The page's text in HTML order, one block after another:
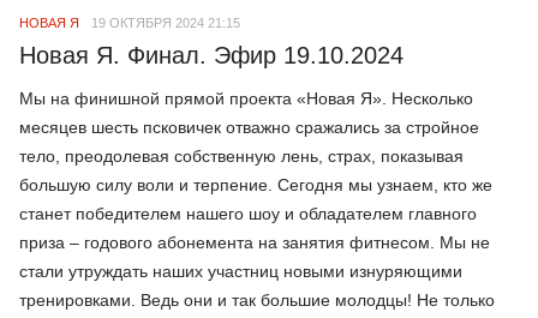
НОВАЯ Я 19 ОКТЯБРЯ 2024 21:15
Новая Я. Финал. Эфир 19.10.2024
Мы на финишной прямой проекта «Новая Я». Несколько
месяцев шесть псковичек отважно сражались за стройное
тело, преодолевая собственную лень, страх, показывая
большую силу воли и терпение. Сегодня мы узнаем, кто же
станет победителем нашего шоу и обладателем главного
приза – годового абонемента на занятия фитнесом. Мы не
стали утруждать наших участниц новыми изнуряющими
тренировками. Ведь они и так большие молодцы! Не только